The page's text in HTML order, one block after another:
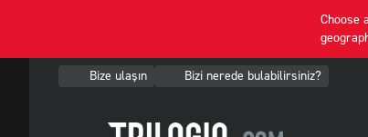
Choose
Bize ulaşın Bizi nerede bulabilirsiniz?